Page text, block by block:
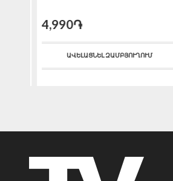
4,990֏
ԱՎԵԼԱՑՆԵԼ ԶԱՄԲՅՈՒՂՈՒՄ